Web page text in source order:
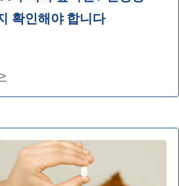
확인해야 합니다